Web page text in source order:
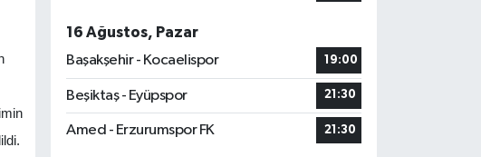
16 Ağustos, Pazar
Başakşehir - Kocaelispor
19:00
Beşiktaş - Eyüpspor 21:30
Amed - Erzurumspor FK 21:30